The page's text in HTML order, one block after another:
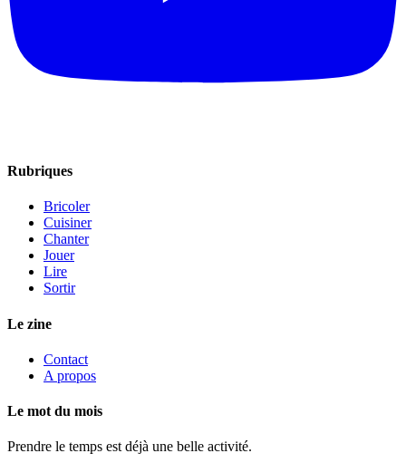
Rubriques
Bricoler
Cuisiner
Chanter
Jouer
Lire
Sortir
Le zine
Contact
A propos
Le mot du mois
Prendre le temps est déjà une belle activité.